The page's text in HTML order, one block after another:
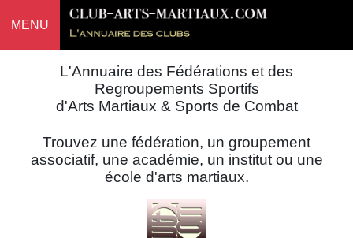
MENU
L'Annuaire des Fédérations et des
Regroupements Sportifs
d'Arts Martiaux & Sports de Combat
Trouvez une fédération, un groupement
associatif, une académie, un institut ou une
école d'arts martiaux.